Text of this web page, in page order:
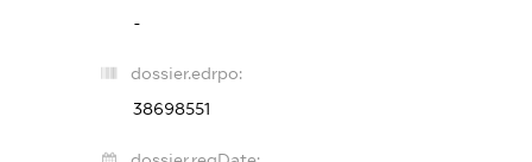
-
dossier.edrpo:
38698551